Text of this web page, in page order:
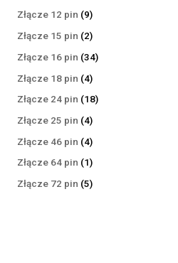
Złącze 12 pin 99
produktów
Złącze 15 pin 22
produkty
Złącze 16 pin 3434
Złącze 18 pin 44
produkty
Złącze 24 pin 1818
Złącze 25 pin 44
produkty
Złącze 46 pin 44
produkty
Złącze 64 pin 11
produkt
Złącze 72 pin 55